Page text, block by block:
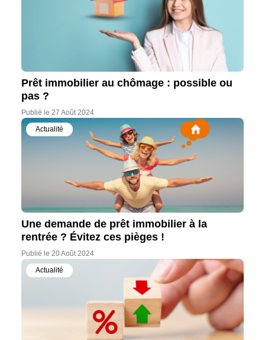
Prêt immobilier au chômage : possible ou
pas ?
Publié le 27 Août 2024
Actualité
Une demande de prêt immobilier à la
rentrée ? Évitez ces pièges !
Publié le 20 Août 2024
Actualité